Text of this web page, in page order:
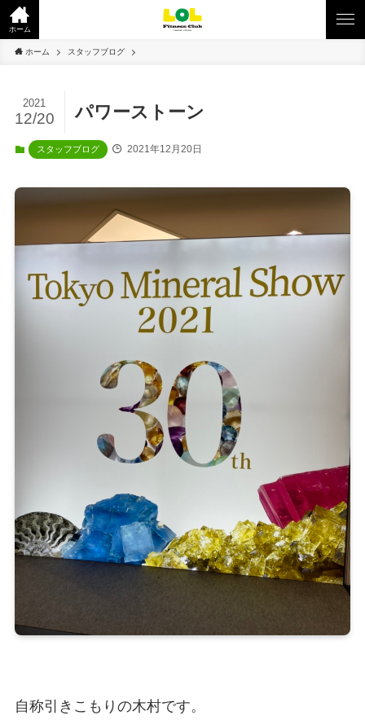
ホーム
ホーム スタッフブログ
パワーストーン
2021
12/20
スタッフブログ 2021年12月20日
自称引きこもりの木村です。